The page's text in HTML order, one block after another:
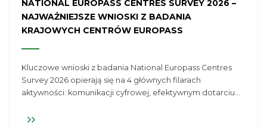
NATIONAL EUROPASS CENTRES SURVEY 2026 –
NAJWAŻNIEJSZE WNIOSKI Z BADANIA
KRAJOWYCH CENTRÓW EUROPASS
Kluczowe wnioski z badania National Europass Centres
Survey 2026 opierają się na 4 głównych filarach
aktywności: komunikacji cyfrowej, efektywnym dotarciu
standardów dokumentowania kompetencji.